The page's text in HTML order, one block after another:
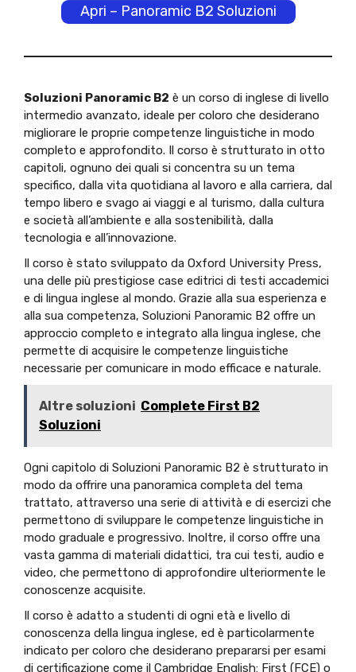
Apri – Panoramic B2 Soluzioni
Soluzioni Panoramic B2 è un corso di inglese di livello
intermedio avanzato, ideale per coloro che desiderano
migliorare le proprie competenze linguistiche in modo
completo e approfondito. Il corso è strutturato in otto
capitoli, ognuno dei quali si concentra su un tema
specifico, dalla vita quotidiana al lavoro e alla carriera, dal
tempo libero e svago ai viaggi e al turismo, dalla cultura
e società all’ambiente e alla sostenibilità, dalla
tecnologia e all’innovazione.
Il corso è stato sviluppato da Oxford University Press,
una delle più prestigiose case editrici di testi accademici
e di lingua inglese al mondo. Grazie alla sua esperienza e
alla sua competenza, Soluzioni Panoramic B2 offre un
approccio completo e integrato alla lingua inglese, che
permette di acquisire le competenze linguistiche
necessarie per comunicare in modo efficace e naturale.
Altre soluzioni Complete First B2
Soluzioni
Ogni capitolo di Soluzioni Panoramic B2 è strutturato in
modo da offrire una panoramica completa del tema
trattato, attraverso una serie di attività e di esercizi che
permettono di sviluppare le competenze linguistiche in
modo graduale e progressivo. Inoltre, il corso offre una
vasta gamma di materiali didattici, tra cui testi, audio e
video, che permettono di approfondire ulteriormente le
conoscenze acquisite.
Il corso è adatto a studenti di ogni età e livello di
conoscenza della lingua inglese, ed è particolarmente
indicato per coloro che desiderano prepararsi per esami
di certificazione come il Cambridge English: First (FCE) o